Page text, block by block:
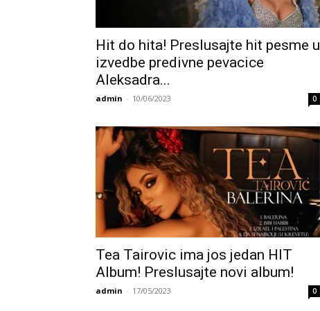
Hit do hita! Preslusajte hit pesme u
izvedbe predivne pevacice
Aleksadra...
admin - 10/06/2023 0
Tea Tairovic ima jos jedan HIT
Album! Preslusajte novi album!
admin - 17/05/2023 0